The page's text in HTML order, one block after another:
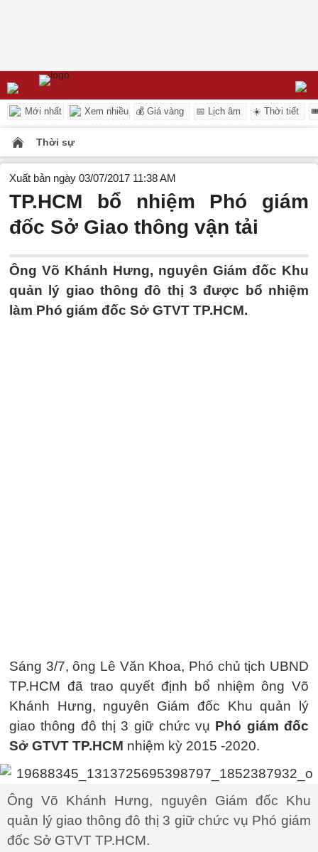
Mới nhất Xem nhiều 💰 Giá vàng 📅 Lịch âm ☀️ Thời tiết
Thời sự
Xuất bản ngày 03/07/2017 11:38 AM
TP.HCM bổ nhiệm Phó giám
đốc Sở Giao thông vận tải
Ông Võ Khánh Hưng, nguyên Giám đốc Khu
quản lý giao thông đô thị 3 được bổ nhiệm
làm Phó giám đốc Sở GTVT TP.HCM.
Sáng 3/7, ông Lê Văn Khoa, Phó chủ tịch UBND
TP.HCM đã trao quyết định bổ nhiệm ông Võ
Khánh Hưng, nguyên Giám đốc Khu quản lý
giao thông đô thị 3 giữ chức vụ Phó giám đốc
Sở GTVT TP.HCM nhiệm kỳ 2015 -2020.
Ông Võ Khánh Hưng, nguyên Giám đốc Khu
quản lý giao thông đô thị 3 giữ chức vụ Phó giám
đốc Sở GTVT TP.HCM.